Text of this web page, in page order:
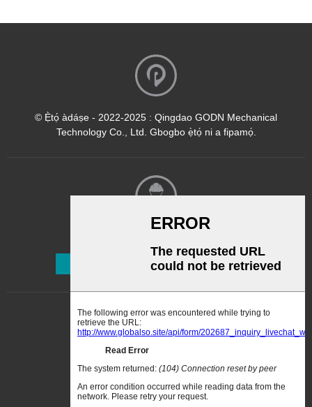
© Ẹ̀tọ́ àdáṣe - 2022-2025 : Qingdao GODN Mechanical
Technology Co., Ltd. Gbogbo ẹ̀tọ́ ni a fipamọ́.
Ṣe Alabapin